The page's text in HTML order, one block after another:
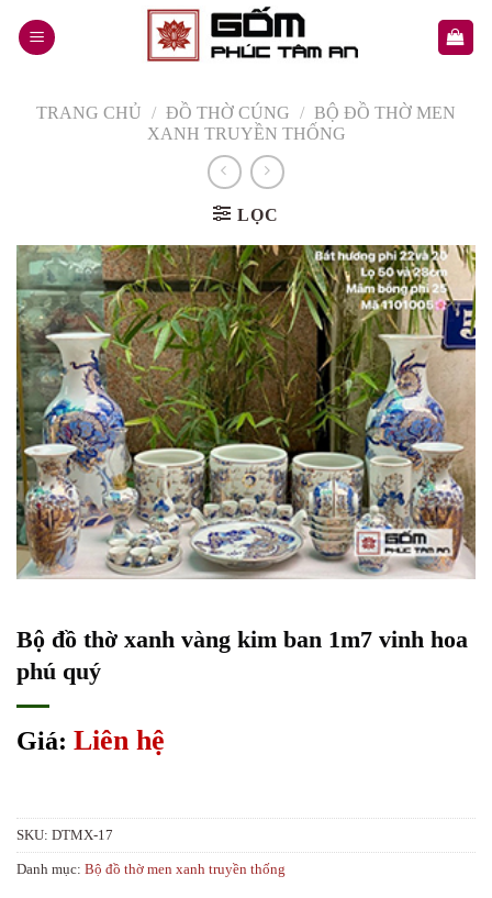
TRANG CHỦ / ĐỒ THỜ CÚNG / BỘ ĐỒ THỜ MEN
XANH TRUYỀN THỐNG
LỌC
Bộ đồ thờ xanh vàng kim ban 1m7 vinh hoa
phú quý
Giá: Liên hệ
SKU: DTMX-17
Danh mục: Bộ đồ thờ men xanh truyền thống